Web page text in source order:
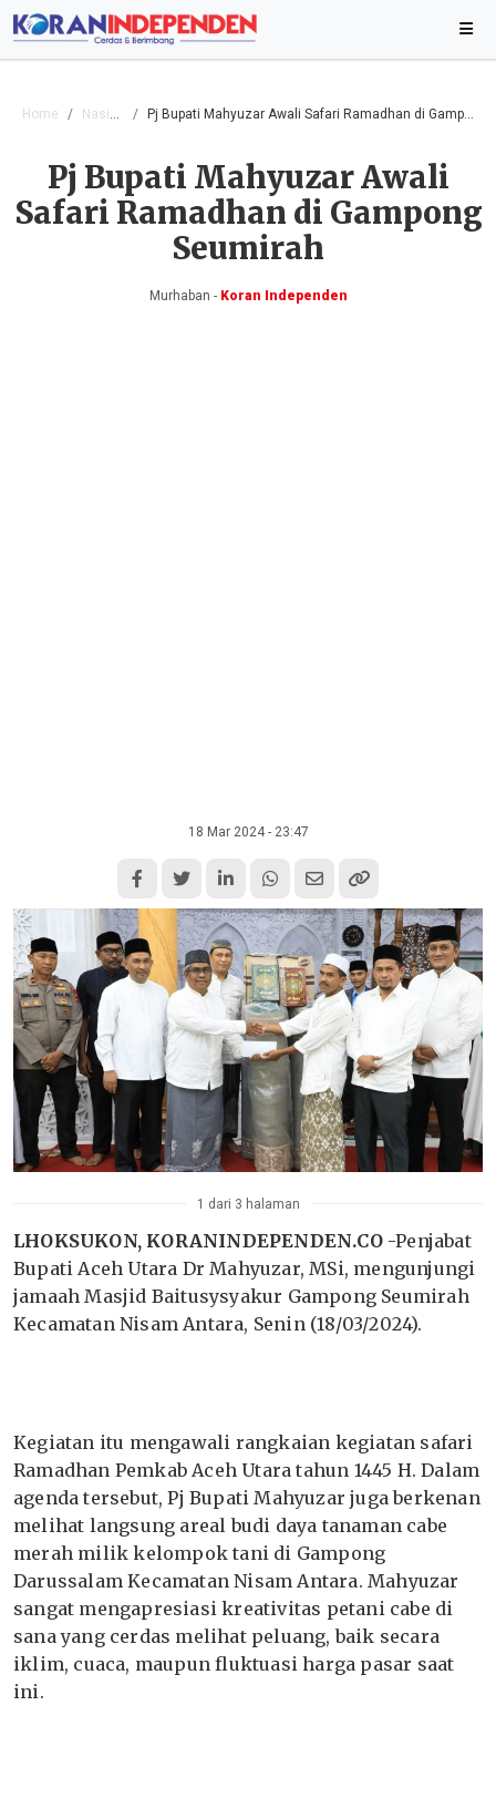
Home Nasional Pj Bupati Mahyuzar Awali Safari Ramadhan di Gampong Seumirah
Pj Bupati Mahyuzar Awali
Safari Ramadhan di Gampong
Seumirah
Murhaban -Koran Independen
18 Mar 2024 - 23:47
1 dari 3 halaman
LHOKSUKON, KORANINDEPENDEN.CO -Penjabat
Bupati Aceh Utara Dr Mahyuzar, MSi, mengunjungi
jamaah Masjid Baitusysyakur Gampong Seumirah
Kecamatan Nisam Antara, Senin (18/03/2024).
Kegiatan itu mengawali rangkaian kegiatan safari
Ramadhan Pemkab Aceh Utara tahun 1445 H. Dalam
agenda tersebut, Pj Bupati Mahyuzar juga berkenan
melihat langsung areal budi daya tanaman cabe
merah milik kelompok tani di Gampong
Darussalam Kecamatan Nisam Antara. Mahyuzar
sangat mengapresiasi kreativitas petani cabe di
sana yang cerdas melihat peluang, baik secara
iklim, cuaca, maupun fluktuasi harga pasar saat
ini.